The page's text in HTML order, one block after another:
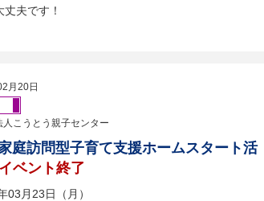
夫です！
月20日
こうとう親子センター
庭訪問型子育て支援ホームスタート活
イベント終了
03月23日（月）